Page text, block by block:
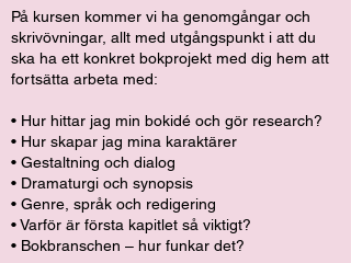
På kursen kommer vi ha genomgångar och
skrivövningar, allt med utgångspunkt i att du
ska ha ett konkret bokprojekt med dig hem att
fortsätta arbeta med:
• Hur hittar jag min bokidé och gör research?
• Hur skapar jag mina karaktärer
• Gestaltning och dialog
• Dramaturgi och synopsis
• Genre, språk och redigering
• Varför är första kapitlet så viktigt?
• Bokbranschen – hur funkar det?